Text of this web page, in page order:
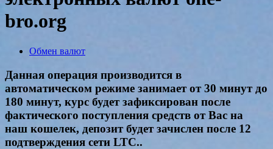
bro.org
Обмен валют
Данная операция производится в
автоматическом режиме занимает от 30 минут до
180 минут, курс будет зафиксирован после
фактического поступления средств от Вас на
наш кошелек, депозит будет зачислен после 12
подтверждения сети LTC..